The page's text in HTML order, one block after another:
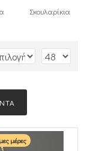
Σκουλαρίκια
μέρες